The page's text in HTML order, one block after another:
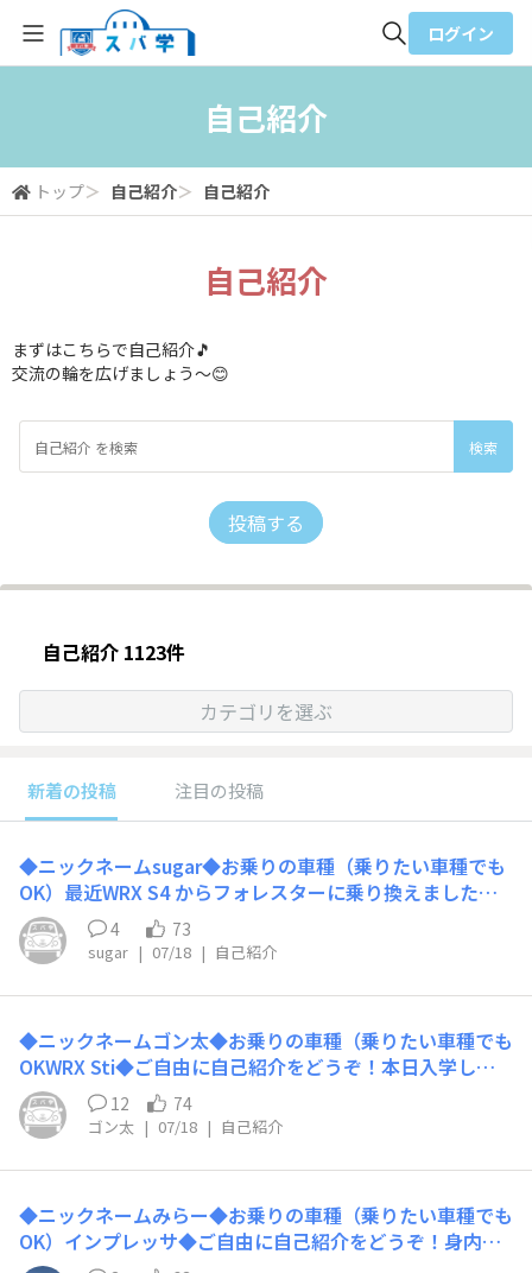
ログイン
自己紹介
トップ＞ 自己紹介＞ 自己紹介
自己紹介
まずはこちらで自己紹介🎵
交流の輪を広げましょう～😊
投稿する
自己紹介 1123件
カテゴリを選ぶ
新着の投稿 注目の投稿
◆ニックネームsugar◆お乗りの車種（乗りたい車種でも
OK）最近WRX S4 からフォレスターに乗り換えました！
◆ご自由に自己紹介をどうぞ！本日入学しました！よろし
くお願いします！
4 73
sugar | 07/18 | 自己紹介
◆ニックネームゴン太◆お乗りの車種（乗りたい車種でも
OKWRX Sti◆ご自由に自己紹介をどうぞ！本日入学しま
した。年末に10年目の車検ですが、家庭の事情で余り乗
れていません。北海道をドライブするのが夢です。よろし
くお願いします。
12 74
ゴン太 | 07/18 | 自己紹介
◆ニックネームみらー◆お乗りの車種（乗りたい車種でも
OK）インプレッサ◆ご自由に自己紹介をどうぞ！身内に
幼い頃から技術やストーリーなどを聞かされ凄い車を作っ